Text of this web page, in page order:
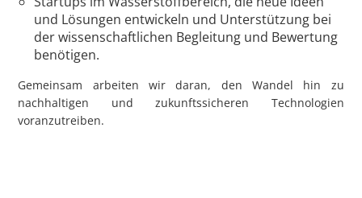
und Lösungen entwickeln und Unterstützung bei
der wissenschaftlichen Begleitung und Bewertung
benötigen.
Gemeinsam arbeiten wir daran, den Wandel hin zu
nachhaltigen und zukunftssicheren Technologien
voranzutreiben.